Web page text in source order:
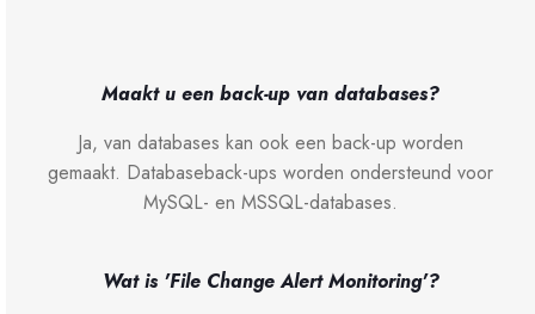
Maakt u een back-up van databases?
Ja, van databases kan ook een back-up worden
gemaakt. Databaseback-ups worden ondersteund voor
MySQL- en MSSQL-databases.
Wat is 'File Change Alert Monitoring'?